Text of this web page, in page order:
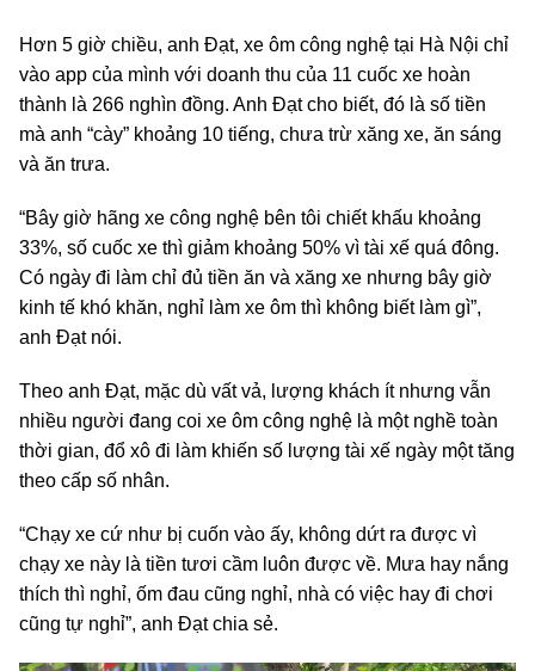
Hơn 5 giờ chiều, anh Đạt, xe ôm công nghệ tại Hà Nội chỉ
vào app của mình với doanh thu của 11 cuốc xe hoàn
thành là 266 nghìn đồng. Anh Đạt cho biết, đó là số tiền
mà anh “cày” khoảng 10 tiếng, chưa trừ xăng xe, ăn sáng
và ăn trưa.
“Bây giờ hãng xe công nghệ bên tôi chiết khấu khoảng
33%, số cuốc xe thì giảm khoảng 50% vì tài xế quá đông.
Có ngày đi làm chỉ đủ tiền ăn và xăng xe nhưng bây giờ
kinh tế khó khăn, nghỉ làm xe ôm thì không biết làm gì”,
anh Đạt nói.
Theo anh Đạt, mặc dù vất vả, lượng khách ít nhưng vẫn
nhiều người đang coi xe ôm công nghệ là một nghề toàn
thời gian, đổ xô đi làm khiến số lượng tài xế ngày một tăng
theo cấp số nhân.
“Chạy xe cứ như bị cuốn vào ấy, không dứt ra được vì
chạy xe này là tiền tươi cầm luôn được về. Mưa hay nắng
thích thì nghỉ, ốm đau cũng nghỉ, nhà có việc hay đi chơi
cũng tự nghỉ”, anh Đạt chia sẻ.